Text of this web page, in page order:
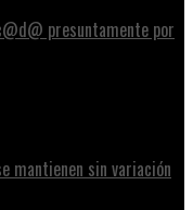
presuntamente por
mantienen sin variación